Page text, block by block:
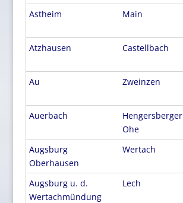
Astheim
Main
Atzhausen
Castellbach
Au
Zweinzen
Auerbach
Hengersberger
Ohe
Augsburg
Oberhausen
Wertach
Augsburg u. d.
Wertachmündung
Lech